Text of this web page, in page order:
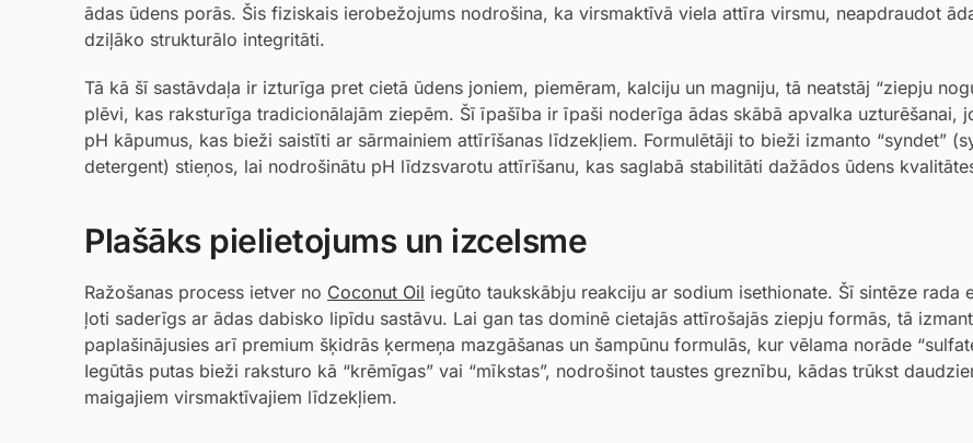
ādas ūdens porās. Šis fiziskais ierobežojums nodrošina, ka virsmaktīvā viela attīra virsmu, neapdraudot
dziļāko strukturālo integritāti.
Tā kā šī sastāvdaļa ir izturīga pret cietā ūdens joniem, piemēram, kalciju un magniju, tā neatstāj “ziepju
plēvi, kas raksturīga tradicionālajām ziepēm. Šī īpašība ir īpaši noderīga ādas skābā apvalka uzturēšanai,
pH kāpumus, kas bieži saistīti ar sārmainiem attīrīšanas līdzekļiem. Formulētāji to bieži izmanto “syndet”
detergent) stieņos, lai nodrošinātu pH līdzsvarotu attīrīšanu, kas saglabā stabilitāti dažādos ūdens
Plašāks pielietojums un izcelsme
Ražošanas process ietver no Coconut Oil iegūto taukskābju reakciju ar sodium isethionate. Šī sintēze rada
ļoti saderīgs ar ādas dabisko lipīdu sastāvu. Lai gan tas dominē cietajās attīrošajās ziepju formās, tā
paplašinājusies arī premium šķidrās ķermeņa mazgāšanas un šampūnu formulās, kur vēlama norāde
Iegūtās putas bieži raksturo kā “krēmīgas” vai “mīkstas”, nodrošinot taustes greznību, kādas trūkst
maigajiem virsmaktīvajiem līdzekļiem.